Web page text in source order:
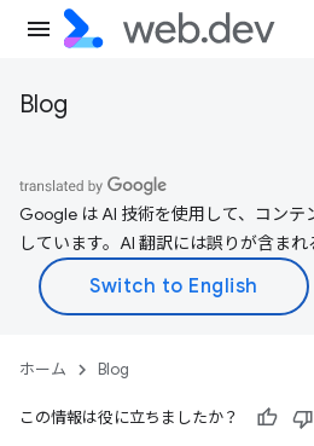
Blog
Google は AI 技術を使用して、コン
しています。AI 翻訳には誤りが含まれ
ホーム Blog
この情報は役に立ちましたか？